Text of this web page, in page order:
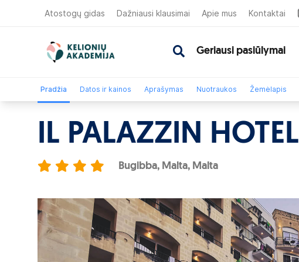
Atostogų gidas Dažniausi klausimai Apie mus Kontaktai
Geriausi pasiūlymai
Pradžia Datos ir kainos Aprašymas Nuotraukos Žemėlapis
IL PALAZZIN HOTEL
Bugibba, Malta, Malta